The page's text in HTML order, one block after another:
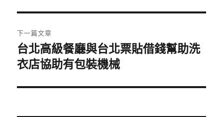
覽
文
章:
下一篇文章
下
一
文
台北高級餐廳與台北票貼借錢幫助洗
衣店協助有包裝機械